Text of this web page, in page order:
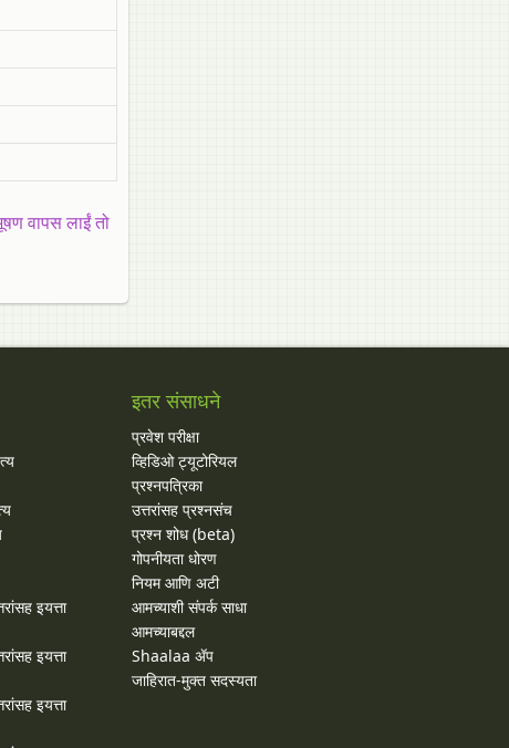
वापस लाईं तो
इयत्ता
इयत्ता
इयत्ता
इतर संसाधने
प्रवेश परीक्षा
व्हिडिओ ट्यूटोरियल
प्रश्नपत्रिका
उत्तरांसह प्रश्नसंच
प्रश्न शोध (beta)
गोपनीयता धोरण
नियम आणि अटी
आमच्याशी संपर्क साधा
आमच्याबद्दल
Shaalaa ॲप
जाहिरात-मुक्त सदस्यता